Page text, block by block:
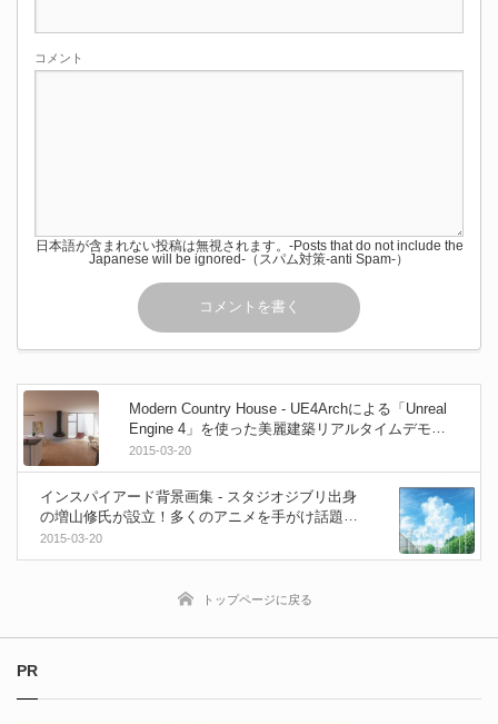
コメント
日本語が含まれない投稿は無視されます。-Posts that do not include the
Japanese will be ignored-（スパム対策-anti Spam-）
Modern Country House - UE4Archによる「Unreal
Engine 4」を使った美麗建築リアルタイムデモが
配布中！Oculus Riftにも対応！
2015-03-20
インスパイアード背景画集 - スタジオジブリ出身
の増山修氏が設立！多くのアニメを手がけ話題の
アニメーション美術スタジオによる画集が登場！
2015-03-20
トップページに戻る
PR